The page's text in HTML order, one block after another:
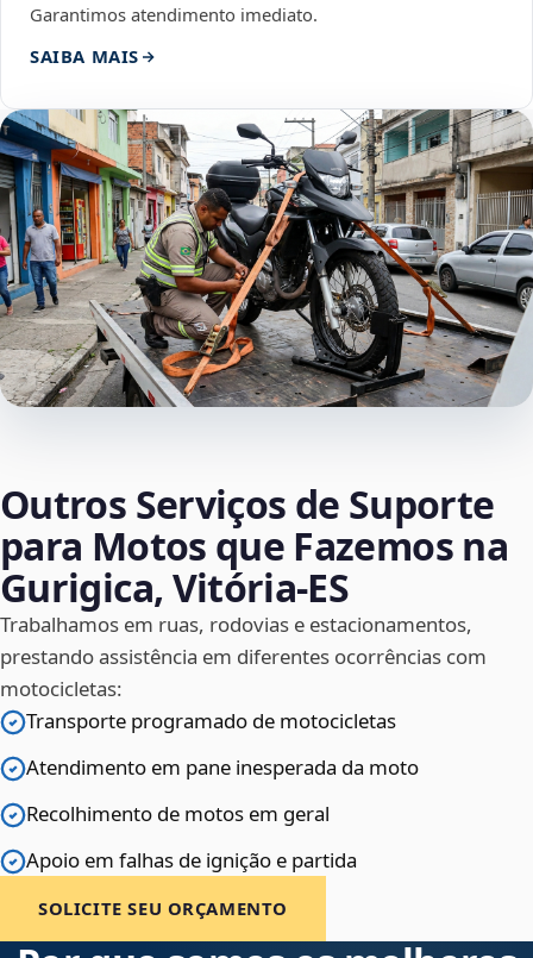
Garantimos atendimento imediato.
SAIBA MAIS
Outros Serviços de Suporte
para Motos que Fazemos na
Gurigica, Vitória‑ES
Trabalhamos em ruas, rodovias e estacionamentos,
prestando assistência em diferentes ocorrências com
motocicletas:
Transporte programado de motocicletas
Atendimento em pane inesperada da moto
Recolhimento de motos em geral
Apoio em falhas de ignição e partida
SOLICITE SEU ORÇAMENTO